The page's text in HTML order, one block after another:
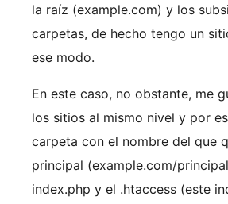
la raíz (example.com) y los
carpetas, de hecho tengo un
ese modo.
En este caso, no obstante, me
los sitios al mismo nivel y por
carpeta con el nombre del que
principal (example.com/
index.php y el .htaccess (este